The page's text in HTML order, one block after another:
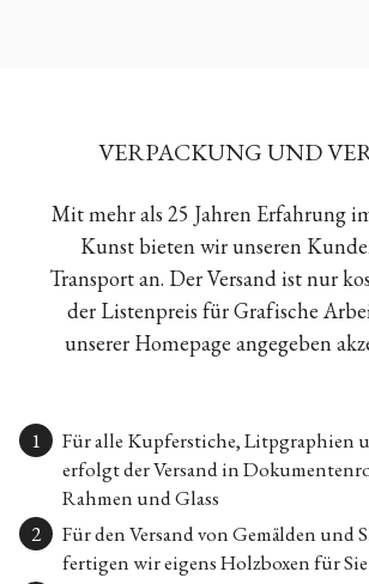
VERPACKUNG UND
Mit mehr als 25 Jahren Erfahrung
Kunst bieten wir unseren
Transport an. Der Versand ist nur
der Listenpreis für Grafische
unserer Homepage angegeben
Für alle Kupferstiche, Litpgraphien
erfolgt der Versand in
Rahmen und Glass
Für den Versand von Gemälden und
fertigen wir eigens Holzboxen für